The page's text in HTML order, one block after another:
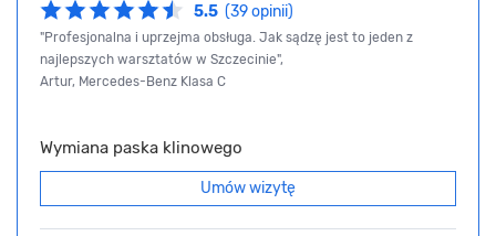
5.5 (39 opinii)
"Profesjonalna i uprzejma obsługa. Jak sądzę jest to jeden z
najlepszych warsztatów w Szczecinie",
Artur, Mercedes-Benz Klasa C
Wymiana paska klinowego
Umów wizytę